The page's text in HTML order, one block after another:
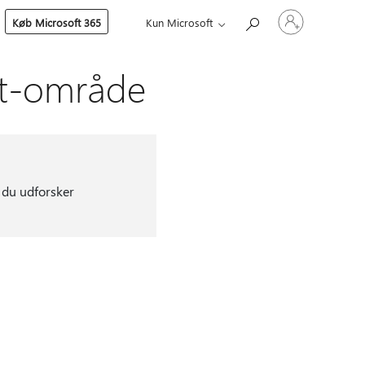
Køb Microsoft 365 Kun Microsoft
Log
på
din
område
udforsker